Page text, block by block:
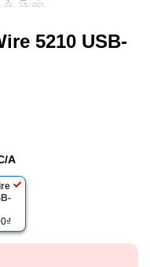
5210 USB-
A
₫